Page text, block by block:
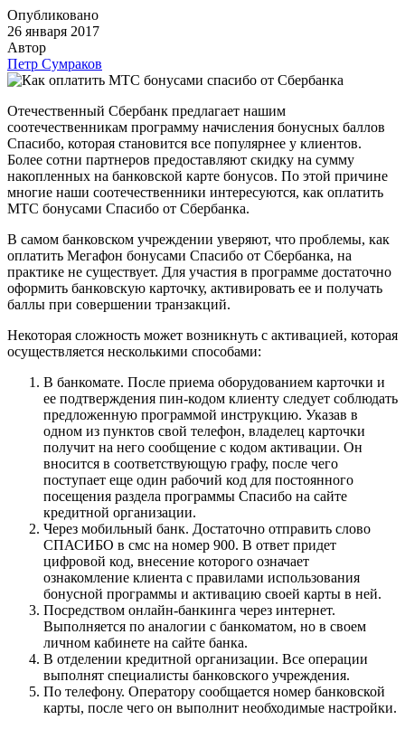
Опубликовано
26 января 2017
Автор
Петр Сумраков
Отечественный Сбербанк предлагает нашим
соотечественникам программу начисления бонусных баллов
Спасибо, которая становится все популярнее у клиентов.
Более сотни партнеров предоставляют скидку на сумму
накопленных на банковской карте бонусов. По этой причине
многие наши соотечественники интересуются, как оплатить
МТС бонусами Спасибо от Сбербанка.
В самом банковском учреждении уверяют, что проблемы, как
оплатить Мегафон бонусами Спасибо от Сбербанка, на
практике не существует. Для участия в программе достаточно
оформить банковскую карточку, активировать ее и получать
баллы при совершении транзакций.
Некоторая сложность может возникнуть с активацией, которая
осуществляется несколькими способами:
В банкомате. После приема оборудованием карточки и
ее подтверждения пин-кодом клиенту следует соблюдать
предложенную программой инструкцию. Указав в
одном из пунктов свой телефон, владелец карточки
получит на него сообщение с кодом активации. Он
вносится в соответствующую графу, после чего
поступает еще один рабочий код для постоянного
посещения раздела программы Спасибо на сайте
кредитной организации.
Через мобильный банк. Достаточно отправить слово
СПАСИБО в смс на номер 900. В ответ придет
цифровой код, внесение которого означает
ознакомление клиента с правилами использования
бонусной программы и активацию своей карты в ней.
Посредством онлайн-банкинга через интернет.
Выполняется по аналогии с банкоматом, но в своем
личном кабинете на сайте банка.
В отделении кредитной организации. Все операции
выполнят специалисты банковского учреждения.
По телефону. Оператору сообщается номер банковской
карты, после чего он выполнит необходимые настройки.